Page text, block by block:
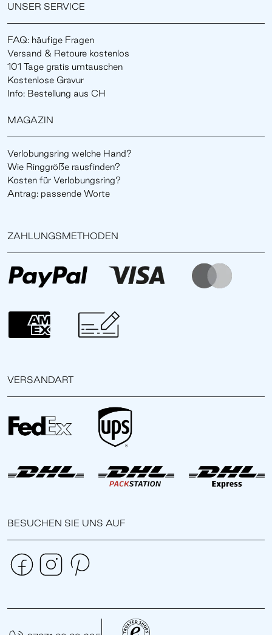
UNSER SERVICE
FAQ: häufige Fragen
Versand & Retoure kostenlos
101 Tage gratis umtauschen
Kostenlose Gravur
Info: Bestellung aus CH
MAGAZIN
Verlobungsring welche Hand?
Wie Ringgröße rausfinden?
Kosten für Verlobungsring?
Antrag: passende Worte
ZAHLUNGSMETHODEN
VERSANDART
BESUCHEN SIE UNS AUF